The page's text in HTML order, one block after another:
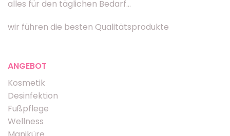
alles für den täglichen Bedarf...
wir führen die besten Qualitätsprodukte
ANGEBOT
Kosmetik
Desinfektion
Fußpflege
Wellness